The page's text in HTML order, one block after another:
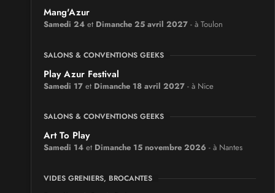
Mang'Azur
Samedi 24 et Dimanche 25 avril 2027 - à Toulon
SALONS & CONVENTIONS GEEKS
Play Azur Festival
Samedi 17 et Dimanche 18 avril 2027 - à Nice
SALONS & CONVENTIONS GEEKS
Art To Play
Samedi 14 et Dimanche 15 novembre 2026 - à Nantes
VIDES GRENIERS, BROCANTES